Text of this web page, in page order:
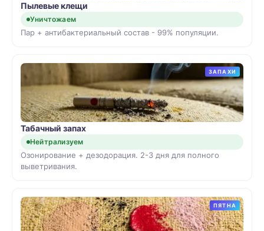
Пылевые клещи
Уничтожаем
Пар + антибактериальный состав - 99% популяции.
ЗАПАХИ
Табачный запах
Нейтрализуем
Озонирование + дезодорация. 2-3 дня для полного
выветривания.
ПЯТНА